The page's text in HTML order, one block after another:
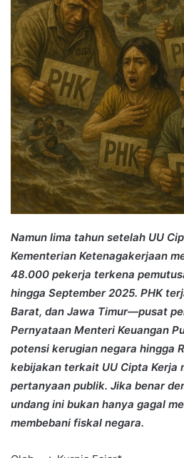
Namun lima tahun setelah UU
Kementerian Ketenagakerjaan
48.000 pekerja terkena
hingga September 2025. PHK
Barat, dan Jawa Timur—pusat
Pernyataan Menteri Keuangan
potensi kerugian negara hingga
kebijakan terkait UU Cipta Kerja
pertanyaan publik. Jika benar
undang ini bukan hanya gagal
membebani fiskal negara.